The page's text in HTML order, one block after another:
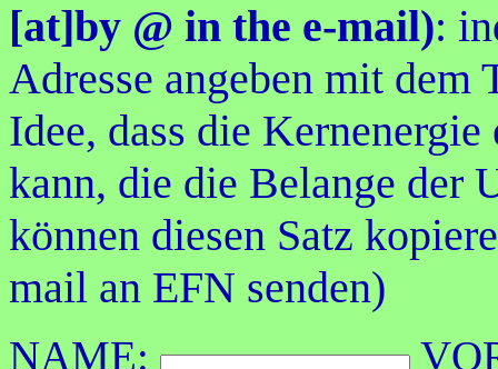
[at]by @ in the e-mail):
Adresse angeben mit
Idee, dass die
kann, die die Belange der
können diesen Satz
mail an EFN senden)
NAME: